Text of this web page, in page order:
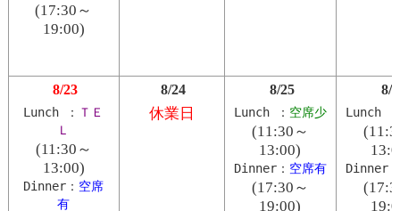
(17:30～
19:00)
8/23
Lunch ： ＴＥ
Ｌ
(11:30～
13:00)
Dinner： 空席
有
8/24
休業日
8/25
Lunch ： 空席少
(11:30～
13:00)
Dinner： 空席有
(17:30～
19:00)
8/
Lunch ：
Dinner：